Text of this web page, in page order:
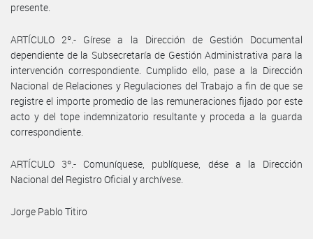
presente.
ARTÍCULO 2º.- Gírese a la Dirección de Gestión Documental
dependiente de la Subsecretaría de Gestión Administrativa para la
intervención correspondiente. Cumplido ello, pase a la Dirección
Nacional de Relaciones y Regulaciones del Trabajo a fin de que se
registre el importe promedio de las remuneraciones fijado por este
acto y del tope indemnizatorio resultante y proceda a la guarda
correspondiente.
ARTÍCULO 3º.- Comuníquese, publíquese, dése a la Dirección
Nacional del Registro Oficial y archívese.
Jorge Pablo Titiro